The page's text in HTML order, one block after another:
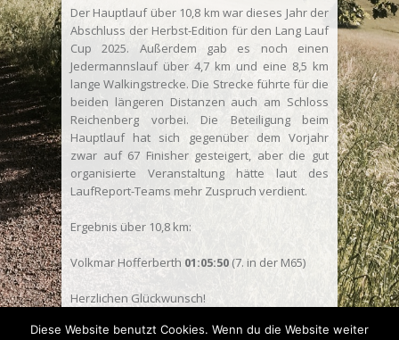
Der Hauptlauf über 10,8 km war dieses Jahr der
Abschluss der Herbst-Edition für den Lang Lauf
Cup 2025. Außerdem gab es noch einen
Jedermannslauf über 4,7 km und eine 8,5 km
lange Walkingstrecke. Die Strecke führte für die
beiden längeren Distanzen auch am Schloss
Reichenberg vorbei. Die Beteiligung beim
Hauptlauf hat sich gegenüber dem Vorjahr
zwar auf 67 Finisher gesteigert, aber die gut
organisierte Veranstaltung hätte laut des
LaufReport-Teams mehr Zuspruch verdient.
Ergebnis über 10,8 km:
Volkmar Hofferberth 01:05:50(7. in der M65)
Herzlichen Glückwunsch!
Diese Website benutzt Cookies. Wenn du die Website weiter